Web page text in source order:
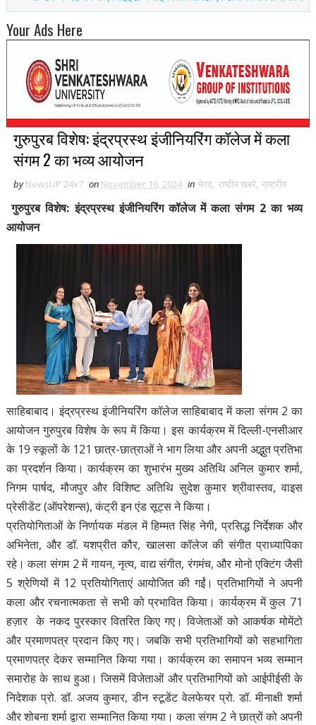
Your Ads Here
गुरुपुरब विशेष: इंद्रप्रस्थ इंजीनियरिंग कॉलेज में कला
संगम 2 का भव्य आयोजन
by NewsUP 24x7 on November 16, 2024 in मेरठ, राष्टीय खबरे, राष्ट्रीय
गुरुपुरब विशेष: इंद्रप्रस्थ इंजीनियरिंग कॉलेज में कला संगम 2 का भव्य
आयोजन
साहिबाबाद। इंद्रप्रस्थ इंजीनियरिंग कॉलेज साहिबाबाद में कला संगम 2 का
आयोजन गुरुपुरब विशेष के रूप में किया। इस कार्यक्रम में दिल्ली-एनसीआर
के 19 स्कूलों के 121 छात्र-छात्राओं ने भाग लिया और अपनी अद्भुत प्रतिभा
का प्रदर्शन किया। कार्यक्रम का शुभारंभ मुख्य अतिथि अनिल कुमार शर्मा,
निगम पार्षद, मौजपुर और विशिष्ट अतिथि सुदेश कुमार श्रीवास्तव, वाइस
प्रेसीडेंट (ऑपरेशन्स), कंट्री इन एंड सूट्स ने किया।
प्रतियोगिताओं के निर्णायक मंडल में हिम्मत सिंह नेगी, प्रसिद्ध निर्देशक और
अभिनेता, और डॉ. यशप्रीत कौर, खालसा कॉलेज की संगीत प्राध्यापिका
रहे। कला संगम 2 में गायन, नृत्य, वाद्य संगीत, रंगमंच, और मोनो एक्टिंग जैसी
5 श्रेणियों में 12 प्रतियोगिताएं आयोजित की गईं। प्रतिभागियों ने अपनी
कला और रचनात्मकता से सभी को प्रभावित किया। कार्यक्रम में कुल 71
हज़ार के नकद पुरस्कार वितरित किए गए। विजेताओं को आकर्षक मोमेंटो
और प्रमाणपत्र प्रदान किए गए। जबकि सभी प्रतिभागियों को सहभागिता
प्रमाणपत्र देकर सम्मानित किया गया। कार्यक्रम का समापन भव्य सम्मान
समारोह के साथ हुआ। जिसमें विजेताओं और प्रतिभागियों को आईपीईसी के
निदेशक प्रो. डॉ. अजय कुमार, डीन स्टूडेंट वेलफेयर प्रो. डॉ. मीनाक्षी शर्मा
और शोबना शर्मा द्वारा सम्मानित किया गया। कला संगम 2 ने छात्रों को अपनी